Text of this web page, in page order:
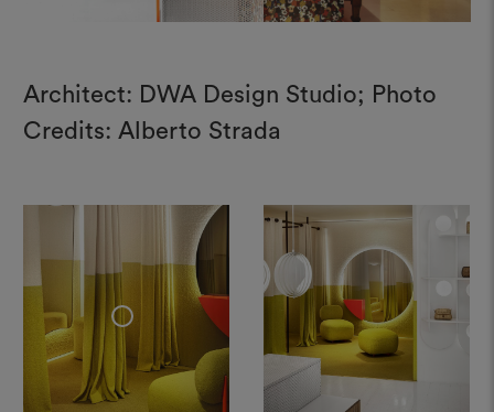
Architect: DWA Design Studio; Photo
Credits: Alberto Strada